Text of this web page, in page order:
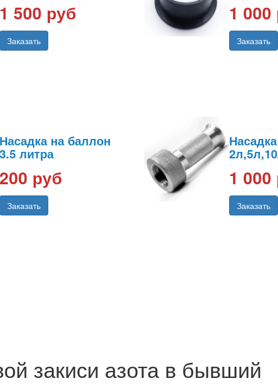
1 500 руб
Заказать
1 000
Заказать
Насадка на баллон
3.5 литра
200 руб
Заказать
1 000
Заказать
закиси азота в бывший